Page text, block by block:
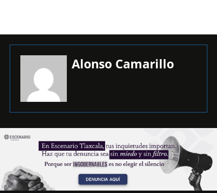
Alonso Camarillo